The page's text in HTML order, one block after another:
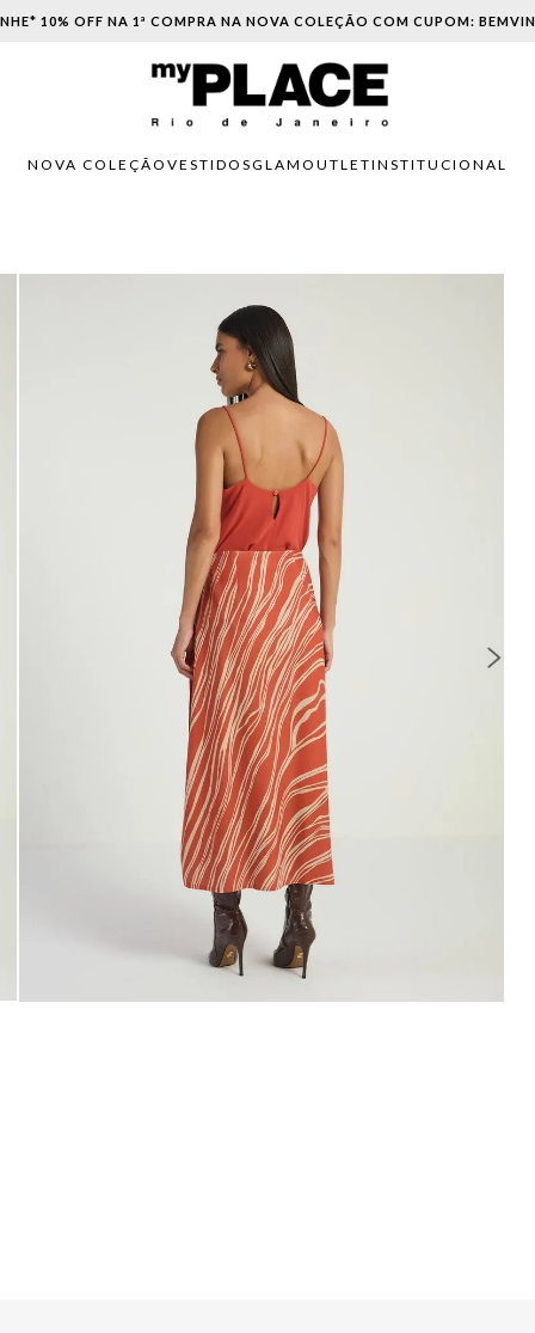
PARCELAMENTO EM ATÉ 6X SEM JUROS. APROVEITE!
NOVA COLEÇÃO VESTIDOSGLAM OUTLETINSTITUCIONAL